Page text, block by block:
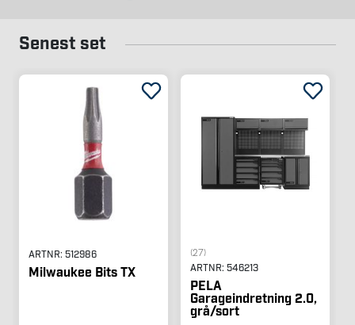
Senest set
ARTNR: 512986
Milwaukee Bits TX
(27)
ARTNR: 546213
PELA
Garageindretning 2.0,
grå/sort